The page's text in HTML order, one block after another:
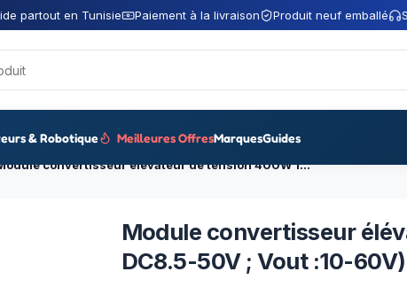
partout en Tunisie Paiement à la livraison Produit neuf emballé
& Robotique Meilleures OffresMarquesGuides
Module convertisseur élévateur de tension 400W 15A (Vin : DC8.5-50V ; Vout :10-60V)
Module convertisseur
DC8.5-50V ; Vout :10-60V)